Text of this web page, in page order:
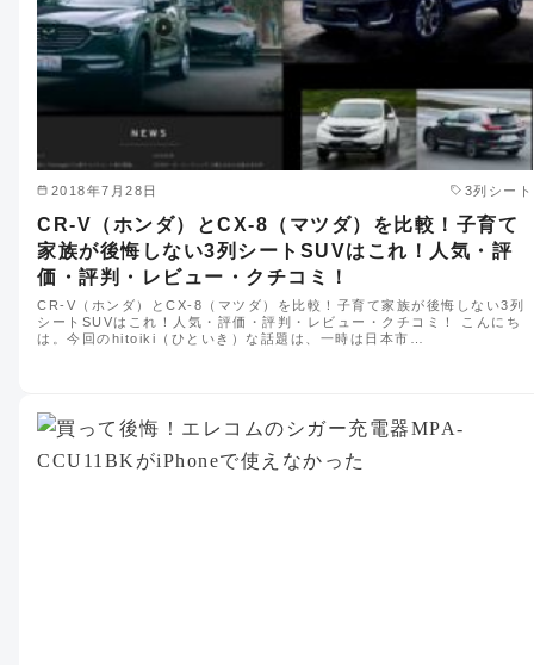
2018年7月28日 3列シート
CR-V（ホンダ）とCX-8（マツダ）を比較！子育て
家族が後悔しない3列シートSUVはこれ！人気・評
価・評判・レビュー・クチコミ！
CR-V（ホンダ）とCX-8（マツダ）を比較！子育て家族が後悔しない3列
シートSUVはこれ！人気・評価・評判・レビュー・クチコミ！ こんにち
は。今回のhitoiki（ひといき）な話題は、一時は日本市…